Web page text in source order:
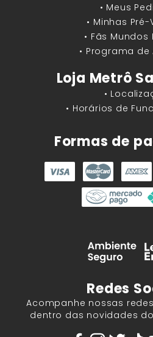
• Meus
• Minhas
• Fãs Mundos
• Programa de
Loja Metrô
•
• Horários de
Formas de
Redes
Acompanhe nossas
dentro das novidades do